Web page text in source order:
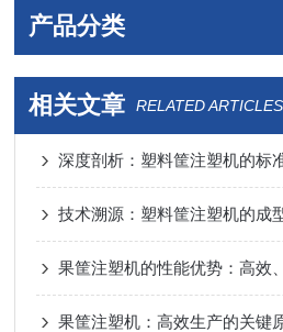
产品分类
相关文章 RELATED ARTICLES
深度剖析：塑料筐注塑机的标
技术溯源：塑料筐注塑机的成
果筐注塑机的性能优势：高效
果筐注塑机：高效生产的关键